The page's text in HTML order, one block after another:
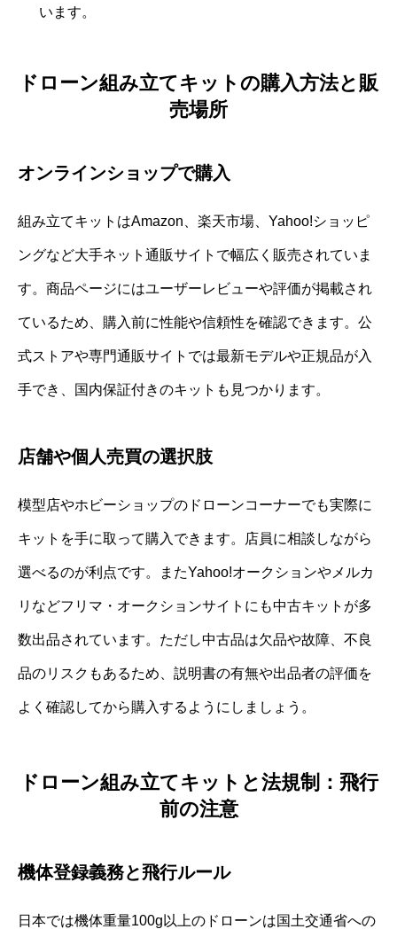
います。
ドローン組み立てキットの購入方法と販
売場所
オンラインショップで購入
組み立てキットはAmazon、楽天市場、Yahoo!ショッピ
ングなど大手ネット通販サイトで幅広く販売されていま
す。商品ページにはユーザーレビューや評価が掲載され
ているため、購入前に性能や信頼性を確認できます。公
式ストアや専門通販サイトでは最新モデルや正規品が入
手でき、国内保証付きのキットも見つかります。
店舗や個人売買の選択肢
模型店やホビーショップのドローンコーナーでも実際に
キットを手に取って購入できます。店員に相談しながら
選べるのが利点です。またYahoo!オークションやメルカ
リなどフリマ・オークションサイトにも中古キットが多
数出品されています。ただし中古品は欠品や故障、不良
品のリスクもあるため、説明書の有無や出品者の評価を
よく確認してから購入するようにしましょう。
ドローン組み立てキットと法規制：飛行
前の注意
機体登録義務と飛行ルール
日本では機体重量100g以上のドローンは国土交通省への